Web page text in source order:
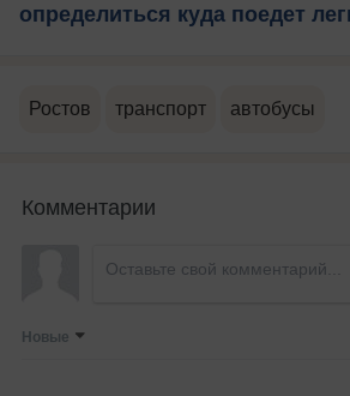
определиться куда поедет
Ростов транспорт автобусы
Комментарии
Новые